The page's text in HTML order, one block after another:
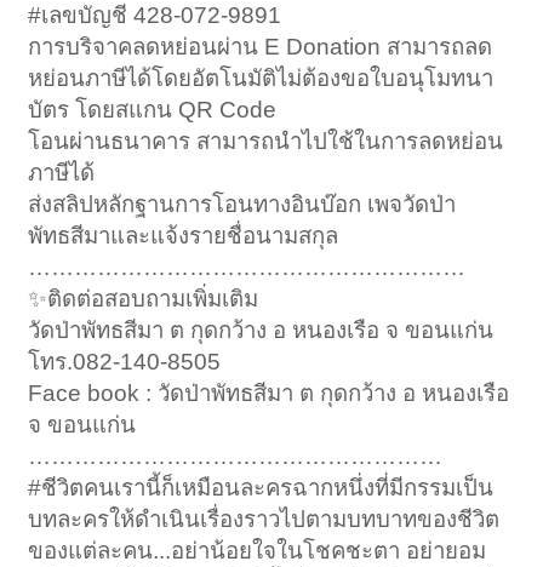
#เลขบัญชี 428-072-9891
การบริจาคลดหย่อนผ่าน E Donation สามารถลด
หย่อนภาษีได้โดยอัตโนมัติไม่ต้องขอใบอนุโมทนา
บัตร โดยสแกน QR Code
โอนผ่านธนาคาร สามารถนำไปใช้ในการลดหย่อน
ภาษีได้
ส่งสลิปหลักฐานการโอนทางอินบ๊อก เพจวัดป่า
พัทธสีมาและแจ้งรายชื่อนามสกุล
…………………………………………………
✨ติดต่อสอบถามเพิ่มเติม
วัดป่าพัทธสีมา ต กุดกว้าง อ หนองเรือ จ ขอนแก่น
โทร.082-140-8505
Face book : วัดป่าพัทธสีมา ต กุดกว้าง อ หนองเรือ
จ ขอนแก่น
………………………………………………
#ชีวิตคนเรานี้ก็เหมือนละครฉากหนึ่งที่มีกรรมเป็น
บทละครให้ดำเนินเรื่องราวไปตามบทบาทของชีวิต
ของแต่ละคน...อย่าน้อยใจในโชคชะตา อย่ายอม